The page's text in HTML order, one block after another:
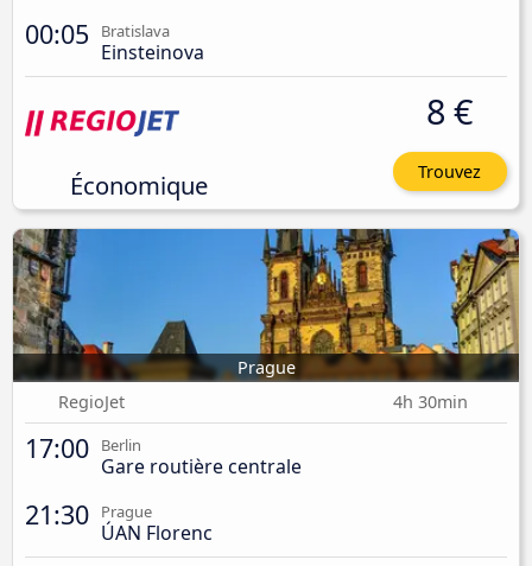
00:05 Bratislava
Einsteinova
Économique
8 €
Trouvez
Prague
RegioJet
4h 30min
17:00 Berlin
Gare routière centrale
21:30 Prague
ÚAN Florenc